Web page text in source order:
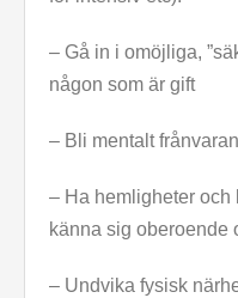
– Gå in i omöjliga,
någon som är gift
– Bli mentalt
– Ha hemligheter och
känna sig oberoende
– Undvika fysisk